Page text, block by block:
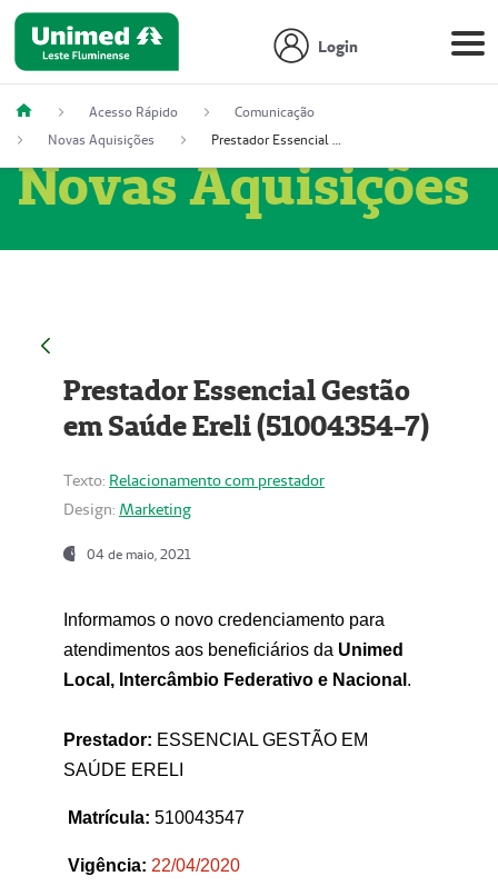
Login
Acesso Rápido
Comunicação
Novas Aquisições
Prestador Essencial Gestão em Saúde Ereli (51004354-7)
Novas Aquisições
Prestador Essencial Gestão
em Saúde Ereli (51004354-7)
Texto: Relacionamento com prestador
Design: Marketing
04 de maio, 2021
Informamos o novo credenciamento para
atendimentos aos beneficiários da Unimed
Local, Intercâmbio Federativo e Nacional .
Prestador: ESSENCIAL GESTÃO EM
SAÚDE ERELI
Matrícula: 510043547
Vigência: 22/04/2020